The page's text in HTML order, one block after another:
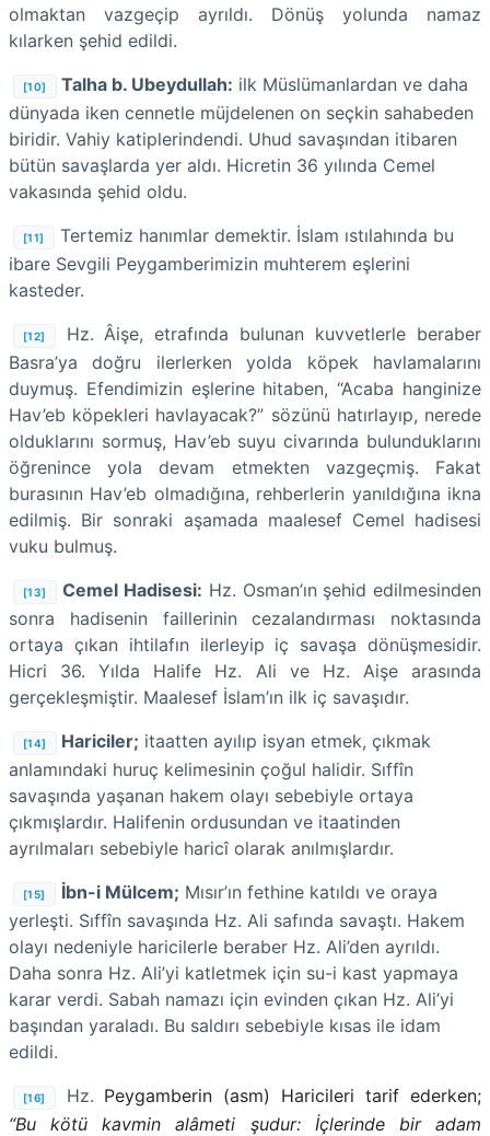
olmaktan vazgeçip ayrıldı. Dönüş yolunda namaz
kılarken şehid edildi.
[10] Talha b. Ubeydullah: ilk Müslümanlardan ve daha
dünyada iken cennetle müjdelenen on seçkin sahabeden
biridir. Vahiy katiplerindendi. Uhud savaşından itibaren
bütün savaşlarda yer aldı. Hicretin 36 yılında Cemel
vakasında şehid oldu.
[11]
Tertemiz hanımlar demektir. İslam ıstılahında bu
ibare Sevgili Peygamberimizin muhterem eşlerini
kasteder.
[12]
Hz. Âişe, etrafında bulunan kuvvetlerle beraber
Basra’ya doğru ilerlerken yolda köpek havlamalarını
duymuş. Efendimizin eşlerine hitaben, “Acaba hanginize
Hav’eb köpekleri havlayacak?” sözünü hatırlayıp, nerede
olduklarını sormuş, Hav’eb suyu civarında bulunduklarını
öğrenince yola devam etmekten vazgeçmiş. Fakat
burasının Hav’eb olmadığına, rehberlerin yanıldığına ikna
edilmiş. Bir sonraki aşamada maalesef Cemel hadisesi
vuku bulmuş.
[13] Cemel Hadisesi: Hz. Osman’ın şehid edilmesinden
sonra hadisenin faillerinin cezalandırması noktasında
ortaya çıkan ihtilafın ilerleyip iç savaşa dönüşmesidir.
Hicri 36. Yılda Halife Hz. Ali ve Hz. Aişe arasında
gerçekleşmiştir. Maalesef İslam’ın ilk iç savaşıdır.
[14] Hariciler; itaatten ayılıp isyan etmek, çıkmak
anlamındaki huruç kelimesinin çoğul halidir. Sıffîn
savaşında yaşanan hakem olayı sebebiyle ortaya
çıkmışlardır. Halifenin ordusundan ve itaatinden
ayrılmaları sebebiyle haricî olarak anılmışlardır.
[15] İbn-i Mülcem; Mısır’ın fethine katıldı ve oraya
yerleşti. Sıffîn savaşında Hz. Ali safında savaştı. Hakem
olayı nedeniyle haricilerle beraber Hz. Ali’den ayrıldı.
Daha sonra Hz. Ali’yi katletmek için su-i kast yapmaya
karar verdi. Sabah namazı için evinden çıkan Hz. Ali’yi
başından yaraladı. Bu saldırı sebebiyle kısas ile idam
edildi.
[16] Hz. Peygamberin (asm) Haricileri tarif ederken;
“Bu kötü kavmin alâmeti şudur: İçlerinde bir adam